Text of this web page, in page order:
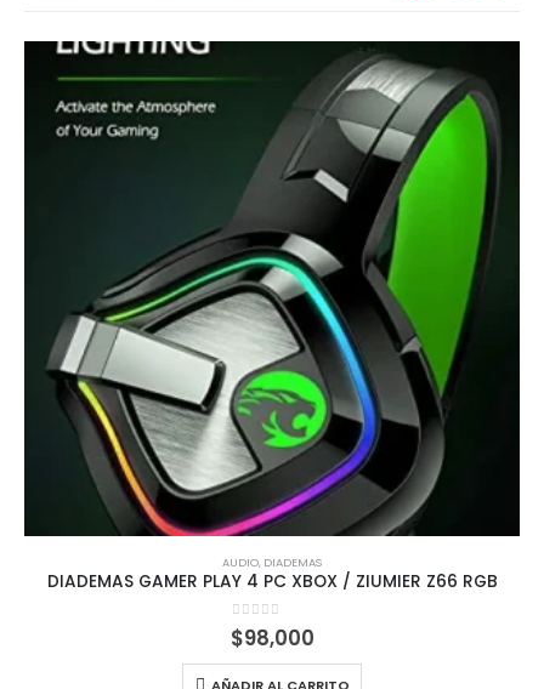
AUDIO, DIADEMAS
DIADEMAS GAMER PLAY 4 PC XBOX / ZIUMIER Z66 RGB
0out of 5
$98,000